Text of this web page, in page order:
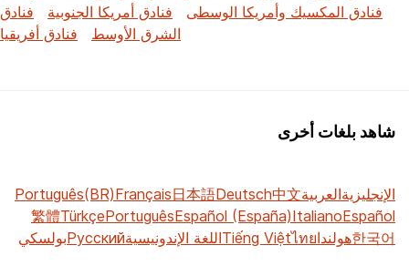
فنادق المكسيك وأمريكا الوسطى
فنادق أمريكا الجنوبية
فنادق
الشرق الأوسط
فنادق أفريقيا
شاهد بلغات أخرى
الإنجليزيةالعربية中文
Deutsch
日本語
Français
Português(BR)
Español
Italiano
Español (España)
Português
Türkçe
繁體
한국어هولنداไทย
Tiếng Việtاللغة الإندونيسيةРусскийبولسكي